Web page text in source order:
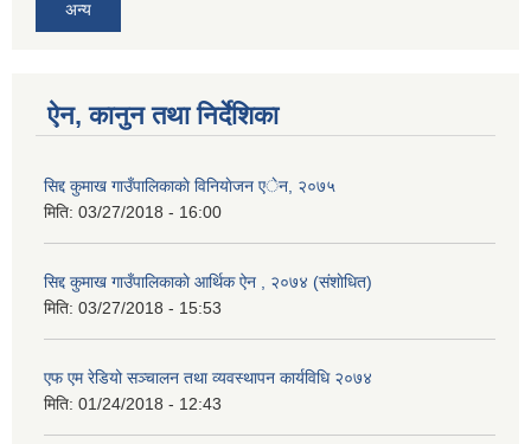
अन्य
ऐन, कानुन तथा निर्देशिका
सिद्द कुमाख गाउँपालिकाकाे विनियाेजन एेन, २०७५
मिति: 03/27/2018 - 16:00
सिद्द कुमाख गाउँपालिकाकाे आर्थिक ऐन , २०७४ (संशाेधित)
मिति: 03/27/2018 - 15:53
एफ एम रेडियो सञ्चालन तथा व्यवस्थापन कार्यविधि २०७४
मिति: 01/24/2018 - 12:43